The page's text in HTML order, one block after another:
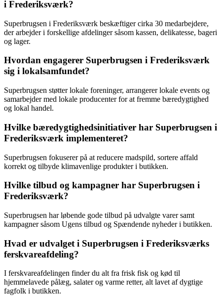
i Frederiksværk?
Superbrugsen i Frederiksværk beskæftiger cirka 30 medarbejdere,
der arbejder i forskellige afdelinger såsom kassen, delikatesse, bageri
og lager.
Hvordan engagerer Superbrugsen i Frederiksværk
sig i lokalsamfundet?
Superbrugsen støtter lokale foreninger, arrangerer lokale events og
samarbejder med lokale producenter for at fremme bæredygtighed
og lokal handel.
Hvilke bæredygtighedsinitiativer har Superbrugsen i
Frederiksværk implementeret?
Superbrugsen fokuserer på at reducere madspild, sortere affald
korrekt og tilbyde klimavenlige produkter i butikken.
Hvilke tilbud og kampagner har Superbrugsen i
Frederiksværk?
Superbrugsen har løbende gode tilbud på udvalgte varer samt
kampagner såsom Ugens tilbud og Spændende nyheder i butikken.
Hvad er udvalget i Superbrugsen i Frederiksværks
ferskvareafdeling?
I ferskvareafdelingen finder du alt fra frisk fisk og kød til
hjemmelavede pålæg, salater og varme retter, alt lavet af dygtige
fagfolk i butikken.